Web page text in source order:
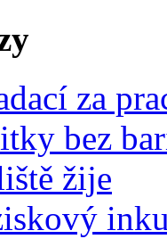
za
bez
žije